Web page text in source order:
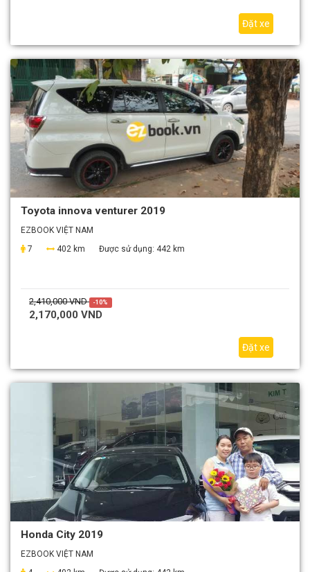
Đặt xe
Toyota innova venturer 2019
EZBOOK VIỆT NAM
7
402 km Được sử dụng: 442 km
2,410,000 VND -10%
2,170,000 VND
Đặt xe
Honda City 2019
EZBOOK VIỆT NAM